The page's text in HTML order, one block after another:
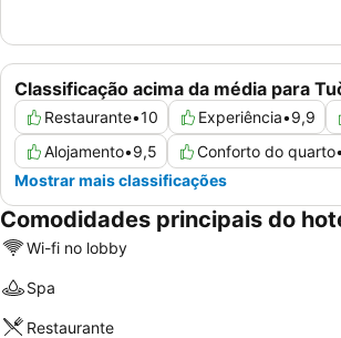
Classificação acima da média para
Restaurante•10 Experiência•9,9
Alojamento•9,5 Conforto do quarto•
Mostrar mais classificações
Comodidades principais do
Wi-fi no lobby
Spa
Restaurante